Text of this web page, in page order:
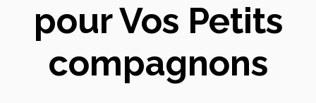
pour Vos Petits
compagnons